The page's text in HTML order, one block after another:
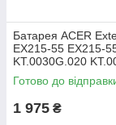
Батарея ACER
EX215-55 EX215-
KT.0030G.020
11.25V 4471mAh
Готово до
1 975 ₴